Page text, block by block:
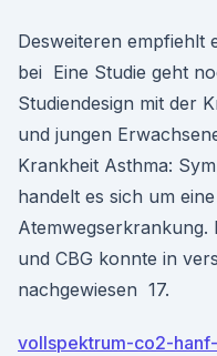
Desweiteren empfiehlt
bei Eine Studie geht
Studiendesign mit der
und jungen
Krankheit Asthma:
handelt es sich um
Atemwegserkrankung.
und CBG konnte in
nachgewiesen 17.
vollspektrum-co2-